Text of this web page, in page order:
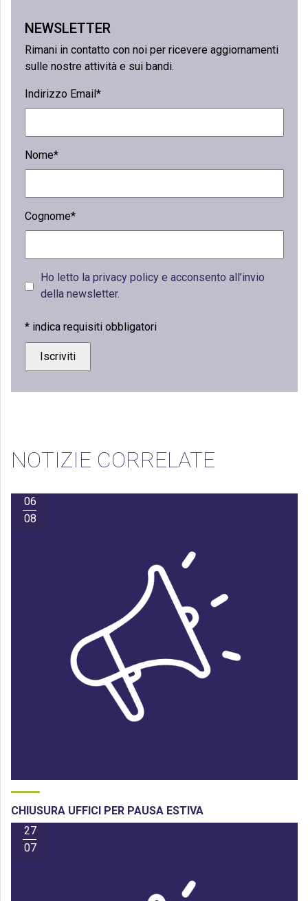
NEWSLETTER
Rimani in contatto con noi per ricevere aggiornamenti
sulle nostre attività e sui bandi.
Indirizzo Email*
Nome*
Cognome*
Ho letto la privacy policy e acconsento all’invio
della newsletter.
* indica requisiti obbligatori
NOTIZIE CORRELATE
06
08
CHIUSURA UFFICI PER PAUSA ESTIVA
27
07